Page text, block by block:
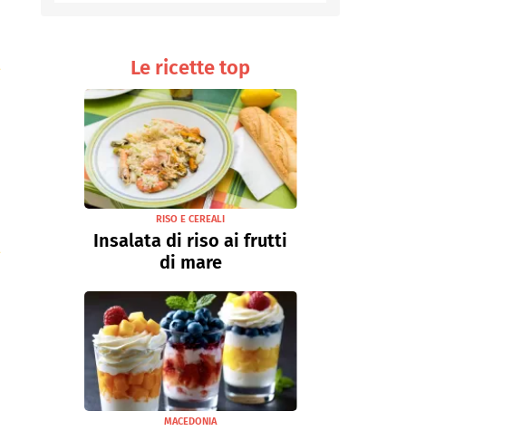
Le ricette top
RISO E CEREALI
Insalata di riso ai frutti
di mare
MACEDONIA